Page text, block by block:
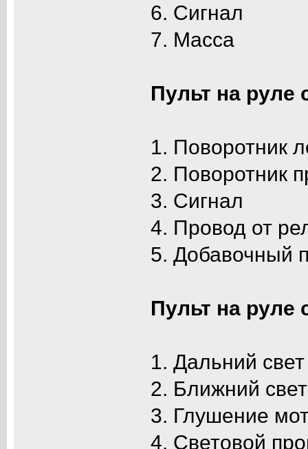
6. Сигнал
7. Масса
Пульт на руле
1. Поворотник
2. Поворотник
3. Сигнал
4. Провод от
5. Добавочный
Пульт на руле
1. Дальний свет
2. Ближний свет
3. Глушение
4. Световой